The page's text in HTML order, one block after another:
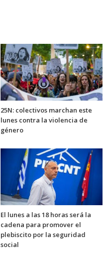
25N: colectivos marchan este
lunes contra la violencia de
género
El lunes a las 18 horas será la
cadena para promover el
plebiscito por la seguridad
social